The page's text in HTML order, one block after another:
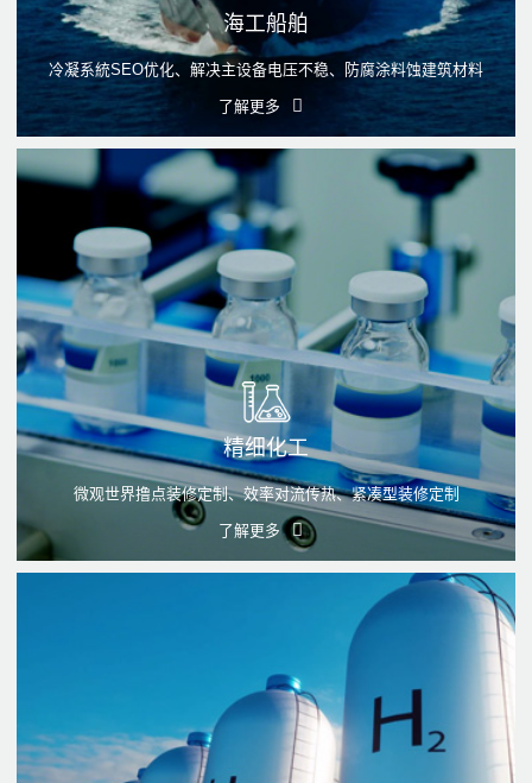
海工船舶
冷凝系統SEO优化、解决主设备电压不稳、防腐涂料蚀建筑材料
了解更多
精细化工
微观世界撸点装修定制、效率对流传热、紧凑型装修定制
了解更多